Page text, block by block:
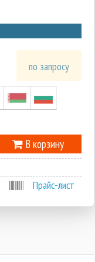
по запросу
В корзину
Прайс-лист